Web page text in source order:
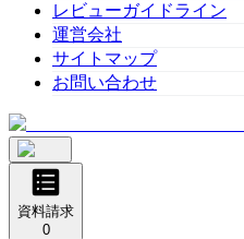
レビューガイドライン
運営会社
サイトマップ
お問い合わせ
資料請求
0